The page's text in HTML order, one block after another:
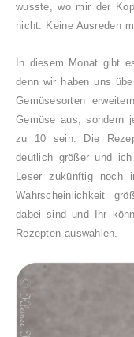
wusste, wo mir der
nicht. Keine Ausreden
In diesem Monat gibt
denn wir haben uns
Gemüsesorten
Gemüse aus, sondern
zu 10 sein. Die
deutlich größer und
Leser zukünftig noch
Wahrscheinlichkeit
dabei sind und Ihr
Rezepten auswählen.